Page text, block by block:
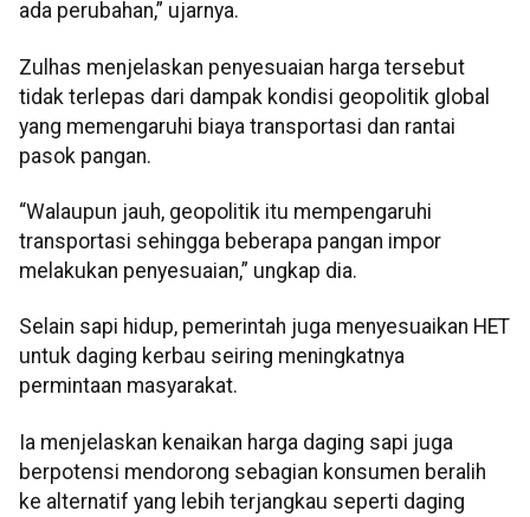
ada perubahan,” ujarnya.
Zulhas menjelaskan penyesuaian harga tersebut
tidak terlepas dari dampak kondisi geopolitik global
yang memengaruhi biaya transportasi dan rantai
pasok pangan.
“Walaupun jauh, geopolitik itu mempengaruhi
transportasi sehingga beberapa pangan impor
melakukan penyesuaian,” ungkap dia.
Selain sapi hidup, pemerintah juga menyesuaikan HET
untuk daging kerbau seiring meningkatnya
permintaan masyarakat.
Ia menjelaskan kenaikan harga daging sapi juga
berpotensi mendorong sebagian konsumen beralih
ke alternatif yang lebih terjangkau seperti daging